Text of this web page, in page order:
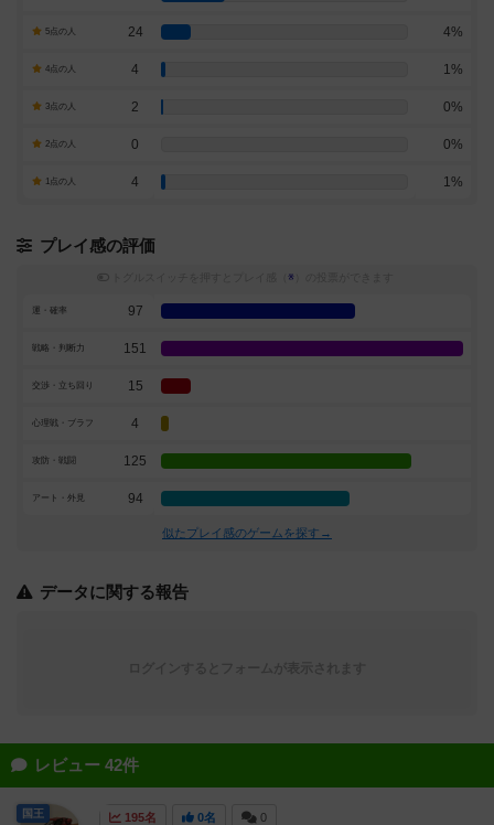
5点の人 24 4%
4点の人 4 1%
3点の人 2 0%
2点の人 0 0%
1点の人 4 1%
プレイ感の評価
※
運・確率 97
戦略・判断力 151
交渉・立ち回り 15
心理戦・ブラフ 4
攻防・戦闘 125
アート・外見 94
似たプレイ感のゲームを探す→
データに関する報告
レビュー 42件
195名 0名 0
国王